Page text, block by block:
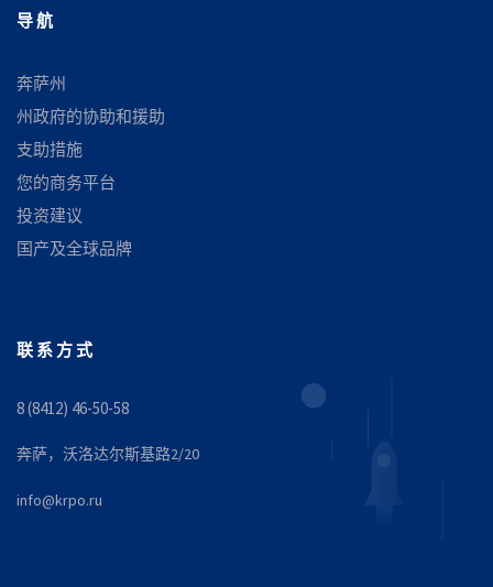
导航
奔萨州
州政府的协助和援助
支助措施
您的商务平台
投资建议
国产及全球品牌
联系方式
8 (8412) 46-50-58
奔萨，沃洛达尔斯基路2/20
info@krpo.ru